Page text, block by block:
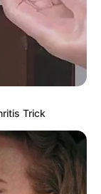
suas
Trick